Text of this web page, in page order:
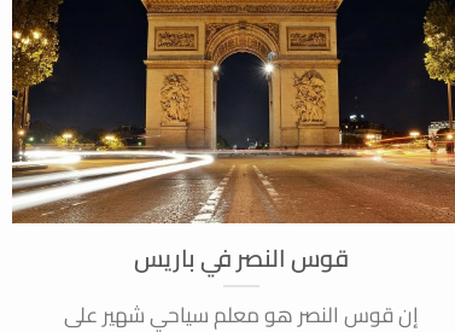
قوس النصر في باريس
إن قوس النصر هو معلم سياحي شهير على